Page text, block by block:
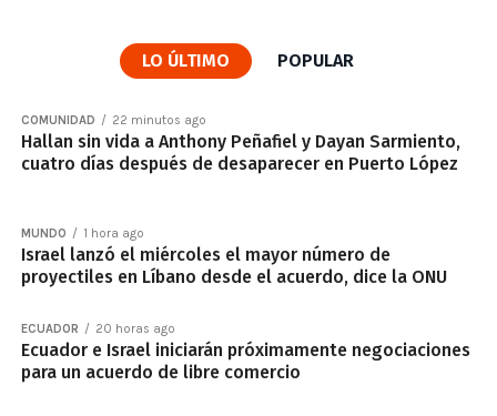
LO ÚLTIMO POPULAR
COMUNIDAD 22 minutos ago
Hallan sin vida a Anthony Peñafiel y Dayan Sarmiento,
cuatro días después de desaparecer en Puerto López
MUNDO 1 hora ago
Israel lanzó el miércoles el mayor número de
proyectiles en Líbano desde el acuerdo, dice la ONU
ECUADOR 20 horas ago
Ecuador e Israel iniciarán próximamente negociaciones
para un acuerdo de libre comercio